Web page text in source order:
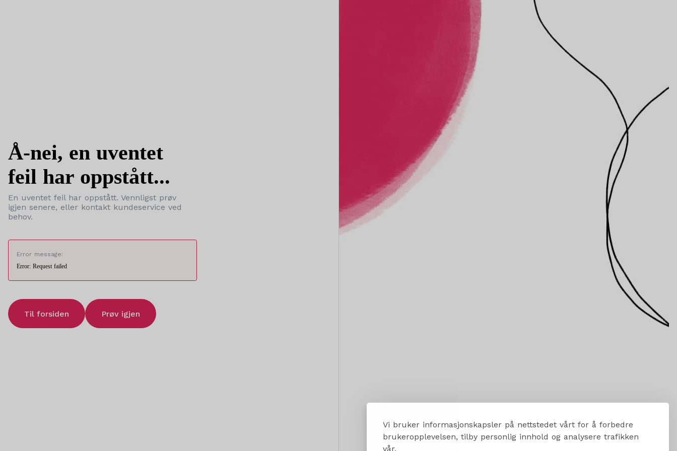
Vi bruker informasjonskapsler på nettstedet vårt for å forbedre
brukeropplevelsen, tilby personlig innhold og analysere trafikken
vår.
Å-nei, en uventet
feil har oppstått...
En uventet feil har oppstått. Vennligst prøv
igjen senere, eller kontakt kundeservice ved
behov.
Error message:
Error: Request failed
Til forsiden Prøv igjen